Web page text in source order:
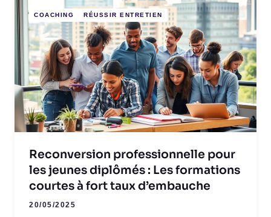
COACHING RÉUSSIR ENTRETIEN
Reconversion professionnelle pour
les jeunes diplômés : Les formations
courtes à fort taux d’embauche
20/05/2025